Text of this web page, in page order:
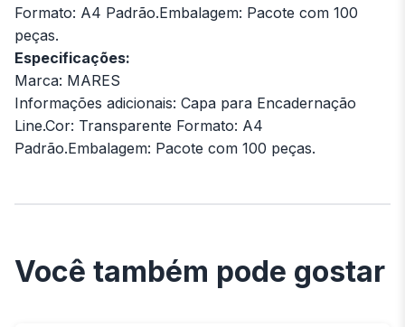
Formato: A4 Padrão.Embalagem: Pacote com 100
peças.
Especificações:
Marca: MARES
Informações adicionais: Capa para Encadernação
Line.Cor: Transparente Formato: A4
Padrão.Embalagem: Pacote com 100 peças.
Você também pode gostar